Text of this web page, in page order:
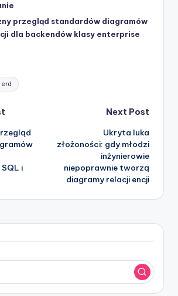
przegląd standardów diagramów
dla backendów klasy enterprise
erd
i
Next Post
Ukryta luka
złożoności: gdy młodzi
inżynierowie
niepoprawnie tworzą
diagramy relacji encji